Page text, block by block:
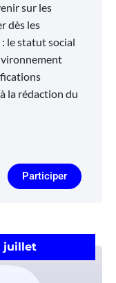
sur les
dès les
le statut social
la rédaction du
Participer
juillet